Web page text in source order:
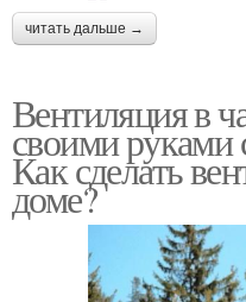
читать дальше →
Вентиляция в
своими руками
Как сделать
доме?